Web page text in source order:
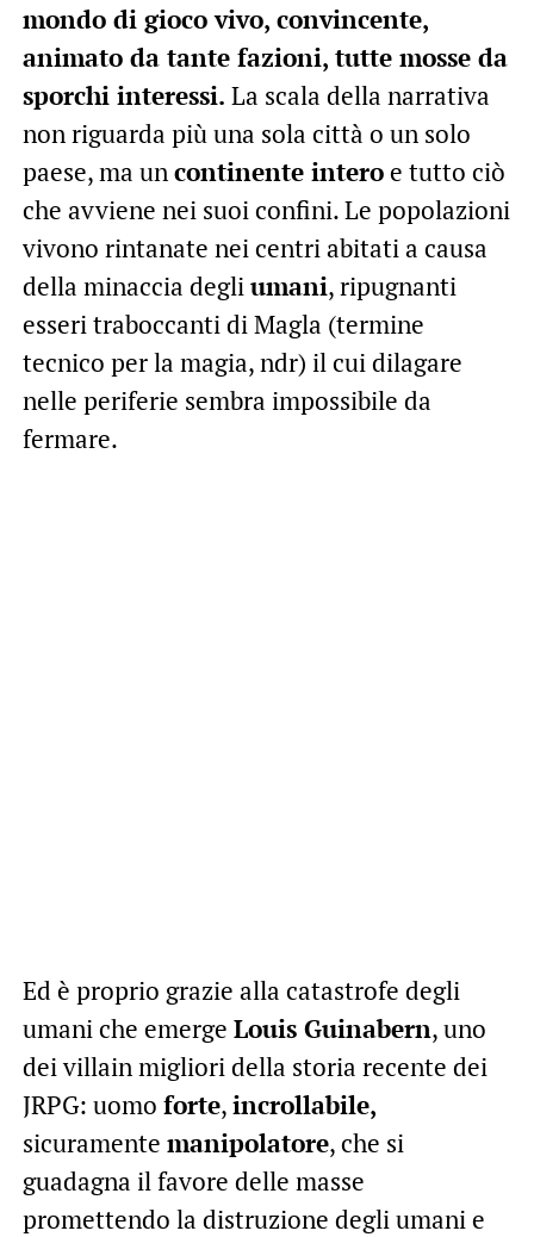
mondo di gioco vivo, convincente,
animato da tante fazioni, tutte mosse da
sporchi interessi. La scala della narrativa
non riguarda più una sola città o un solo
paese, ma uncontinente interoe tutto ciò
che avviene nei suoi confini. Le popolazioni
vivono rintanate nei centri abitati a causa
della minaccia degliumani, ripugnanti
esseri traboccanti di Magla (termine
tecnico per la magia, ndr) il cui dilagare
nelle periferie sembra impossibile da
fermare.
Ed è proprio grazie alla catastrofe degli
umani che emerge Louis Guinabern, uno
dei villain migliori della storia recente dei
JRPG: uomo forte,incrollabile,
sicuramente manipolatore, che si
guadagna il favore delle masse
promettendo la distruzione degli umani e